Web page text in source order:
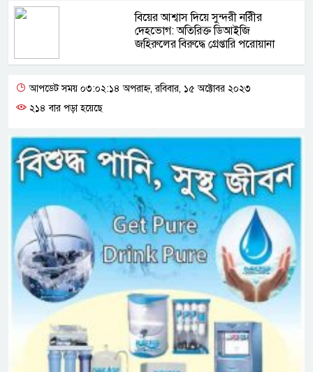
বিয়ের আশ্বাস দিয়ে সুন্দরী নরিীর
দেহভোগ: অতিরিক্ত ডিআইজি
জহিরুলের বিরুদ্ধে গ্রেপ্তারি পরোয়ানা
আপডেট সময় ০৩:০২:১৪ অপরাহ্ন, রবিবার, ১৫ অক্টোবর ২০২৩
২১৪ বার পড়া হয়েছে